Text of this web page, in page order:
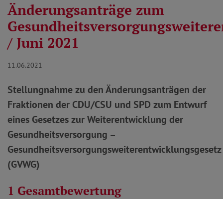
Änderungsanträge zum
/ Juni 2021
11.06.2021
Stellungnahme zu den Änderungsanträgen der
Fraktionen der CDU/CSU und SPD zum Entwurf
eines Gesetzes zur Weiterentwicklung der
Gesundheitsversorgung –
Gesundheitsversorgungsweiterentwicklungsgesetz
(GVWG)
1 Gesamtbewertung